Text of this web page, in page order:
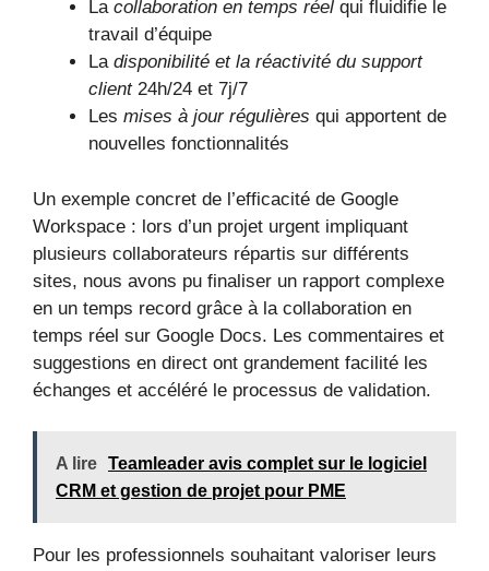
La collaboration en temps réel qui fluidifie le
travail d’équipe
La disponibilité et la réactivité du support
client24h/24 et 7j/7
Les mises à jour régulières qui apportent de
nouvelles fonctionnalités
Un exemple concret de l’efficacité de Google
Workspace : lors d’un projet urgent impliquant
plusieurs collaborateurs répartis sur différents
sites, nous avons pu finaliser un rapport complexe
en un temps record grâce à la collaboration en
temps réel sur Google Docs. Les commentaires et
suggestions en direct ont grandement facilité les
échanges et accéléré le processus de validation.
A lire Teamleader avis complet sur le logiciel
CRM et gestion de projet pour PME
Pour les professionnels souhaitant valoriser leurs